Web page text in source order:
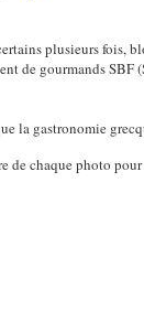
plusieurs fois,
de gourmands SBF
la gastronomie
de chaque photo